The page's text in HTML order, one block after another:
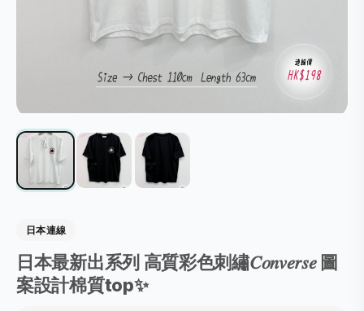
日本連線
日本最新出系列 高質彩色刺繡𝐶𝑜𝑛𝑣𝑒𝑟𝑠𝑒 圖
案設計棉質top✨